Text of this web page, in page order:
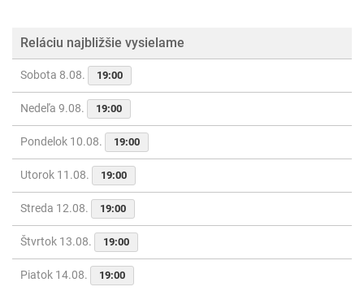
Reláciu najbližšie vysielame
Sobota 8.08. 19:00
Nedeľa 9.08. 19:00
Pondelok 10.08. 19:00
Utorok 11.08. 19:00
Streda 12.08. 19:00
Štvrtok 13.08. 19:00
Piatok 14.08. 19:00